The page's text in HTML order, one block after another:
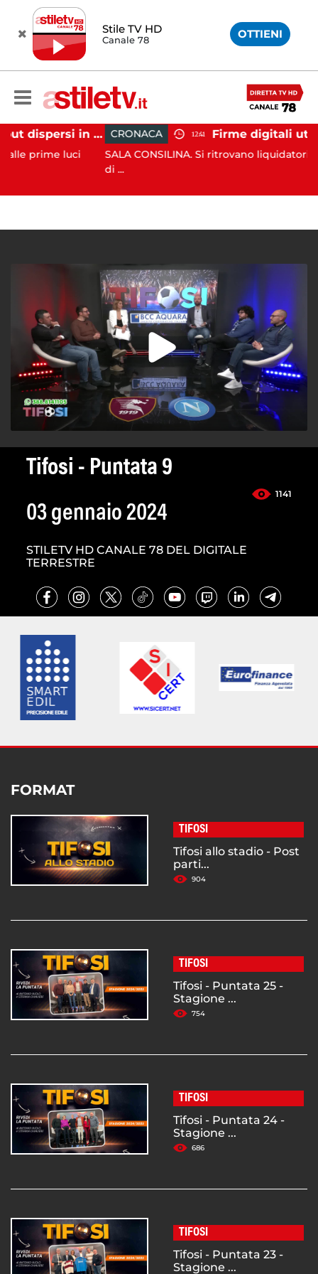
Stile TV HD
Canale 78 OTTIENI
Tramonti, 19 scout dispersi in montagna salvati dai vigili del fuoco
luci
CRONACA 12:41
SALA CONSILINA. Si ritrovano liquidatori e
Tifosi - Puntata 9
1141
03 gennaio 2024
STILETV HD CANALE 78 DEL DIGITALE
TERRESTRE
FORMAT
TIFOSI
Tifosi allo stadio - Post
parti...
904
TIFOSI
Tifosi - Puntata 25 -
Stagione ...
754
TIFOSI
Tifosi - Puntata 24 -
Stagione ...
686
TIFOSI
Tifosi - Puntata 23 -
Stagione ...